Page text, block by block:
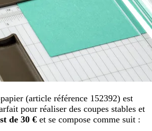
(article référence 152392) est
pour réaliser des coupes stables et
de 30 € et se compose comme suit :